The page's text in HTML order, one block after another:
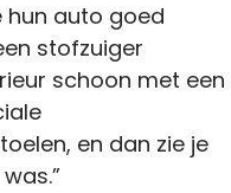
hun auto goed
stofzuiger
schoon met een
en dan zie je